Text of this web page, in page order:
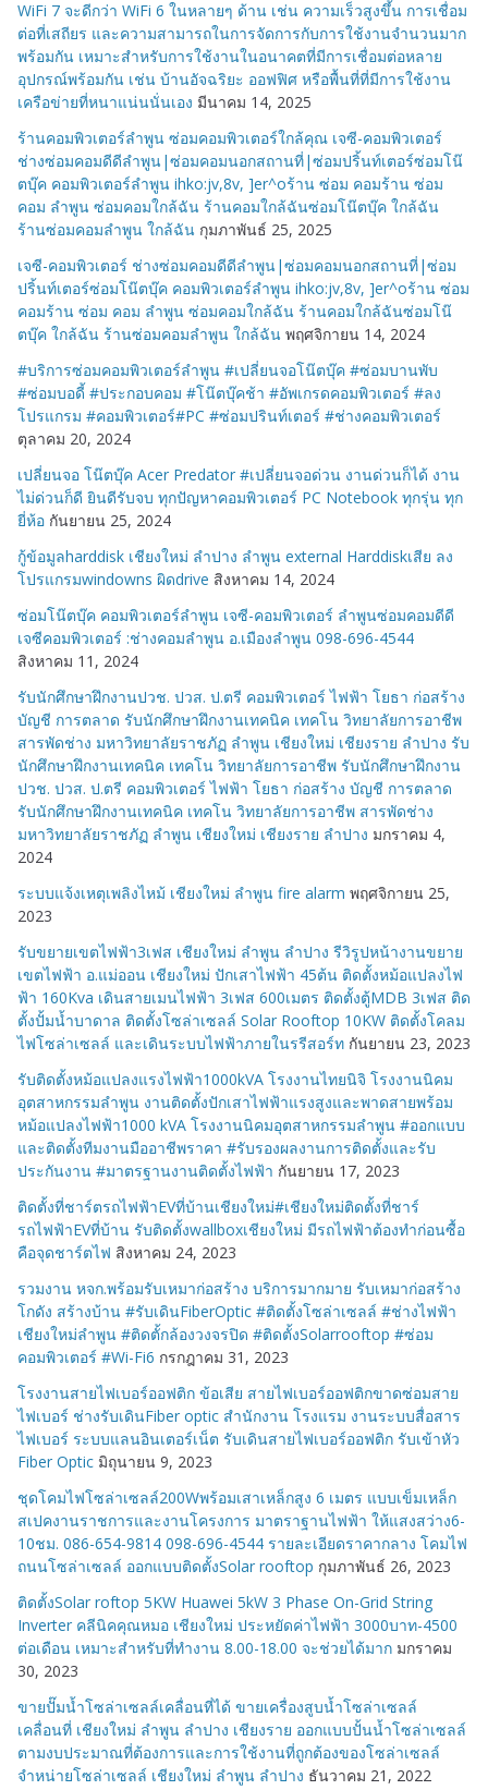
WiFi 7 จะดีกว่า WiFi 6 ในหลายๆ ด้าน เช่น ความเร็วสูงขึ้น การเชื่อม
ต่อที่เสถียร และความสามารถในการจัดการกับการใช้งานจำนวนมาก
พร้อมกัน เหมาะสำหรับการใช้งานในอนาคตที่มีการเชื่อมต่อหลาย
อุปกรณ์พร้อมกัน เช่น บ้านอัจฉริยะ ออฟฟิศ หรือพื้นที่ที่มีการใช้งาน
เครือข่ายที่หนาแน่นนั่นเอง มีนาคม 14, 2025
ร้านคอมพิวเตอร์ลำพูน ซ่อมคอมพิวเตอร์ใกล้คุณ เจซี-คอมพิวเตอร์
ช่างซ่อมคอมดีดีลำพูน|ซ่อมคอมนอกสถานที่|ซ่อมปริ้นท์เตอร์ซ่อมโน๊
ตบุ๊ค คอมพิวเตอร์ลำพูน ihko:jv,8v, ]er^oร้าน ซ่อม คอมร้าน ซ่อม
คอม ลำพูน ซ่อมคอมใกล้ฉัน ร้านคอมใกล้ฉันซ่อมโน๊ตบุ๊ค ใกล้ฉัน
ร้านซ่อมคอมลำพูน ใกล้ฉัน กุมภาพันธ์ 25, 2025
เจซี-คอมพิวเตอร์ ช่างซ่อมคอมดีดีลำพูน|ซ่อมคอมนอกสถานที่|ซ่อม
ปริ้นท์เตอร์ซ่อมโน๊ตบุ๊ค คอมพิวเตอร์ลำพูน ihko:jv,8v, ]er^oร้าน ซ่อม
คอมร้าน ซ่อม คอม ลำพูน ซ่อมคอมใกล้ฉัน ร้านคอมใกล้ฉันซ่อมโน๊
ตบุ๊ค ใกล้ฉัน ร้านซ่อมคอมลำพูน ใกล้ฉัน พฤศจิกายน 14, 2024
#บริการซ่อมคอมพิวเตอร์ลำพูน #เปลี่ยนจอโน๊ตบุ๊ค #ซ่อมบานพับ
#ซ่อมบอดี้ #ประกอบคอม #โน๊ตบุ๊คช้า #อัพเกรดคอมพิวเตอร์ #ลง
โปรแกรม #คอมพิวเตอร์#PC #ซ่อมปรินท์เตอร์ #ช่างคอมพิวเตอร์
ตุลาคม 20, 2024
เปลี่ยนจอ โน๊ตบุ๊ค Acer Predator #เปลี่ยนจอด่วน งานด่วนก็ได้ งาน
ไม่ด่วนก็ดี ยินดีรับจบ ทุกปัญหาคอมพิวเตอร์ PC Notebook ทุกรุ่น ทุก
ยี่ห้อ กันยายน 25, 2024
กู้ข้อมูลharddisk เชียงใหม่ ลำปาง ลำพูน external Harddiskเสีย ลง
โปรแกรมwindowns ผิดdrive สิงหาคม 14, 2024
ซ่อมโน๊ตบุ๊ค คอมพิวเตอร์ลำพูน เจซี-คอมพิวเตอร์ ลำพูนซ่อมคอมดีดี
เจซีคอมพิวเตอร์ :ช่างคอมลำพูน อ.เมืองลำพูน 098-696-4544
สิงหาคม 11, 2024
รับนักศึกษาฝึกงานปวช. ปวส. ป.ตรี คอมพิวเตอร์ ไฟฟ้า โยธา ก่อสร้าง
บัญชี การตลาด รับนักศึกษาฝึกงานเทคนิค เทคโน วิทยาลัยการอาชีพ
สารพัดช่าง มหาวิทยาลัยราชภัฏ ลำพูน เชียงใหม่ เชียงราย ลำปาง รับ
นักศึกษาฝึกงานเทคนิค เทคโน วิทยาลัยการอาชีพ รับนักศึกษาฝึกงาน
ปวช. ปวส. ป.ตรี คอมพิวเตอร์ ไฟฟ้า โยธา ก่อสร้าง บัญชี การตลาด
รับนักศึกษาฝึกงานเทคนิค เทคโน วิทยาลัยการอาชีพ สารพัดช่าง
มหาวิทยาลัยราชภัฏ ลำพูน เชียงใหม่ เชียงราย ลำปาง มกราคม 4,
2024
ระบบแจ้งเหตุเพลิงไหม้ เชียงใหม่ ลำพูน fire alarm พฤศจิกายน 25,
2023
รับขยายเขตไฟฟ้า3เฟส เชียงใหม่ ลำพูน ลำปาง รีวิรูปหน้างานขยาย
เขตไฟฟ้า อ.แม่ออน เชียงใหม่ ปักเสาไฟฟ้า 45ต้น ติดตั้งหม้อแปลงไฟ
ฟ้า 160Kva เดินสายเมนไฟฟ้า 3เฟส 600เมตร ติดตั้งตู้MDB 3เฟส ติด
ตั้งปั้มน้ำบาดาล ติดตั้งโซล่าเซลล์ Solar Rooftop 10KW ติดตั้งโคลม
ไฟโซล่าเซลล์ และเดินระบบไฟฟ้าภายในรรีสอร์ท กันยายน 23, 2023
รับติดตั้งหม้อแปลงแรงไฟฟ้า1000kVA โรงงานไทยนิจิ โรงงานนิคม
อุตสาหกรรมลำพูน งานติดตั้งปักเสาไฟฟ้าแรงสูงและพาดสายพร้อม
หม้อแปลงไฟฟ้า1000 kVA โรงงานนิคมอุตสาหกรรมลำพูน #ออกแบบ
และติดตั้งทีมงานมืออาชีพราคา #รับรองผลงานการติดตั้งและรับ
ประกันงาน #มาตรฐานงานติดตั้งไฟฟ้า กันยายน 17, 2023
ติดตั้งที่ชาร์ตรถไฟฟ้าEVที่บ้านเชียงใหม่#เชียงใหม่ติดตั้งที่ชาร์
รถไฟฟ้าEVที่บ้าน รับติดตั้งwallboxเชียงใหม่ มีรถไฟฟ้าต้องทำก่อนซื้อ
คือจุดชาร์ตไฟ สิงหาคม 24, 2023
รวมงาน หจก.พร้อมรับเหมาก่อสร้าง บริการมากมาย รับเหมาก่อสร้าง
โกดัง สร้างบ้าน #รับเดินFiberOptic #ติดตั้งโซล่าเซลล์ #ช่างไฟฟ้า
เชียงใหม่ลำพูน #ติดตั้กล้องวงจรปิด #ติดตั้งSolarrooftop #ซ่อม
คอมพิวเตอร์ #Wi-Fi6 กรกฎาคม 31, 2023
โรงงานสายไฟเบอร์ออฟติก ข้อเสีย สายไฟเบอร์ออฟติกขาดซ่อมสาย
ไฟเบอร์ ช่างรับเดินFiber optic สำนักงาน โรงแรม งานระบบสื่อสาร
ไฟเบอร์ ระบบแลนอินเตอร์เน็ต รับเดินสายไฟเบอร์ออฟติก รับเข้าหัว
Fiber Optic มิถุนายน 9, 2023
ชุดโคมไฟโซล่าเซลล์200Wพร้อมเสาเหล็กสูง 6 เมตร แบบเข็มเหล็ก
สเปคงานราชการและงานโครงการ มาตราฐานไฟฟ้า ให้แสงสว่าง6-
10ชม. 086-654-9814 098-696-4544 รายละเอียดราคากลาง โคมไฟ
ถนนโซล่าเซลล์ ออกแบบติดตั้งSolar rooftop กุมภาพันธ์ 26, 2023
ติดตั้งSolar roftop 5KW Huawei 5kW 3 Phase On-Grid String
Inverter คลีนิคคุณหมอ เชียงใหม่ ประหยัดค่าไฟฟ้า 3000บาท-4500
ต่อเดือน เหมาะสำหรับที่ทำงาน 8.00-18.00 จะช่วยได้มาก มกราคม
30, 2023
ขายปั๊มน้ำโซล่าเซลล์เคลื่อนที่ได้ ขายเครื่องสูบน้ำโซล่าเซลล์
เคลื่อนที่ เชียงใหม่ ลำพูน ลำปาง เชียงราย ออกแบบปั้นน้ำโซล่าเซลล์
ตามงบประมาณที่ต้องการและการใช้งานที่ถูกต้องของโซล่าเซลล์
จำหน่ายโซล่าเซลล์ เชียงใหม่ ลำพูน ลำปาง ธันวาคม 21, 2022